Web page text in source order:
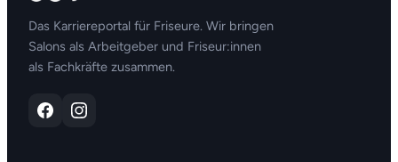
Das Karriereportal für Friseure. Wir bringen
Salons als Arbeitgeber und Friseur:innen
als Fachkräfte zusammen.